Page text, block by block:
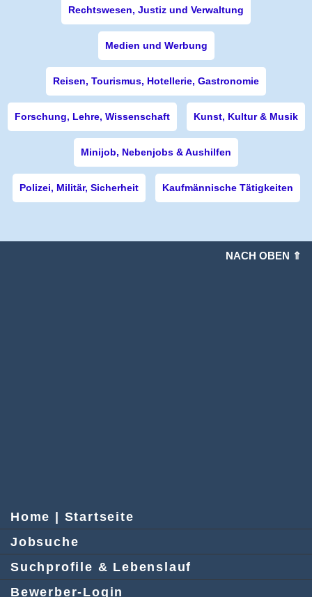
Rechtswesen, Justiz und Verwaltung
Medien und Werbung
Reisen, Tourismus, Hotellerie, Gastronomie
Forschung, Lehre, Wissenschaft Kunst, Kultur & Musik
Minijob, Nebenjobs & Aushilfen
Polizei, Militär, Sicherheit Kaufmännische Tätigkeiten
NACH OBEN ⇑
Home | Startseite
Jobsuche
Suchprofile & Lebenslauf
Bewerber-Login